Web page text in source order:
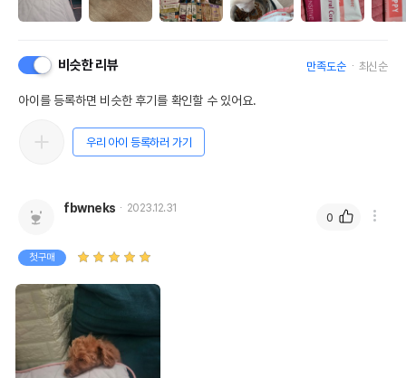
비슷한 리뷰 만족도순 최신순
아이를 등록하면 비슷한 후기를 확인할 수 있어요.
우리 아이 등록하러 가기
fbwneks 2023.12.31
첫구매
0